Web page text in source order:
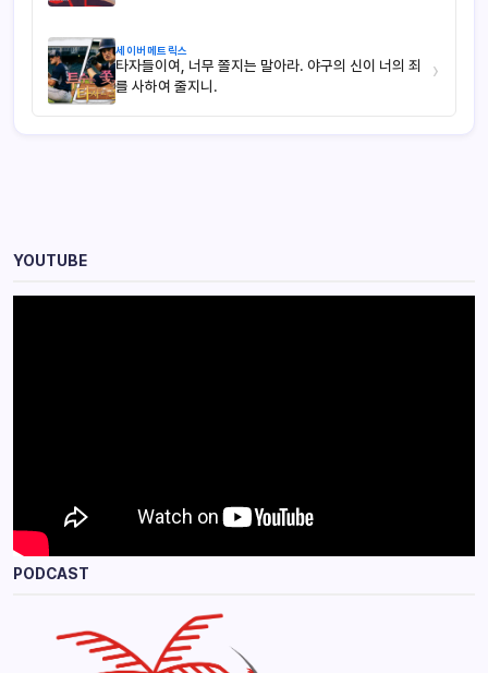
세이버메트릭스
타자들이여, 너무 쫄지는 말아라. 야구의 신이 너의 죄
를 사하여 줄지니.
›
YOUTUBE
PODCAST